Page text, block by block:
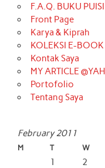
F.A.Q. BUKU PUISI
Front Page
Karya & Kiprah
KOLEKSI E-BOOK
Kontak Saya
MY ARTICLE
Portofolio
Tentang Saya
February 2011
M T W
1 2